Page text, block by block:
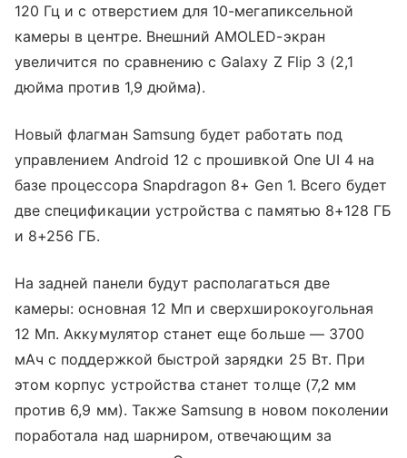
120 Гц и с отверстием для 10-мегапиксельной
камеры в центре. Внешний AMOLED-экран
увеличится по сравнению с Galaxy Z Flip 3 (2,1
дюйма против 1,9 дюйма).
Новый флагман Samsung будет работать под
управлением Android 12 с прошивкой One UI 4 на
базе процессора Snapdragon 8+ Gen 1. Всего будет
две спецификации устройства с памятью 8+128 ГБ
и 8+256 ГБ.
На задней панели будут располагаться две
камеры: основная 12 Мп и сверхширокоугольная
12 Мп. Аккумулятор станет еще больше — 3700
мАч с поддержкой быстрой зарядки 25 Вт. При
этом корпус устройства станет толще (7,2 мм
против 6,9 мм). Также Samsung в новом поколении
поработала над шарниром, отвечающим за